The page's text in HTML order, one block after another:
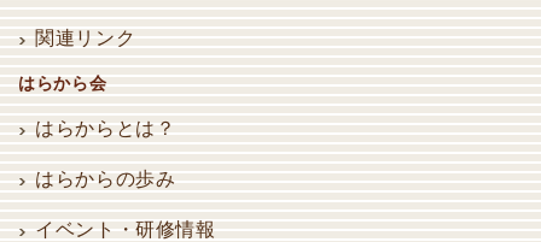
関連リンク
はらから会
はらからとは？
はらからの歩み
イベント・研修情報